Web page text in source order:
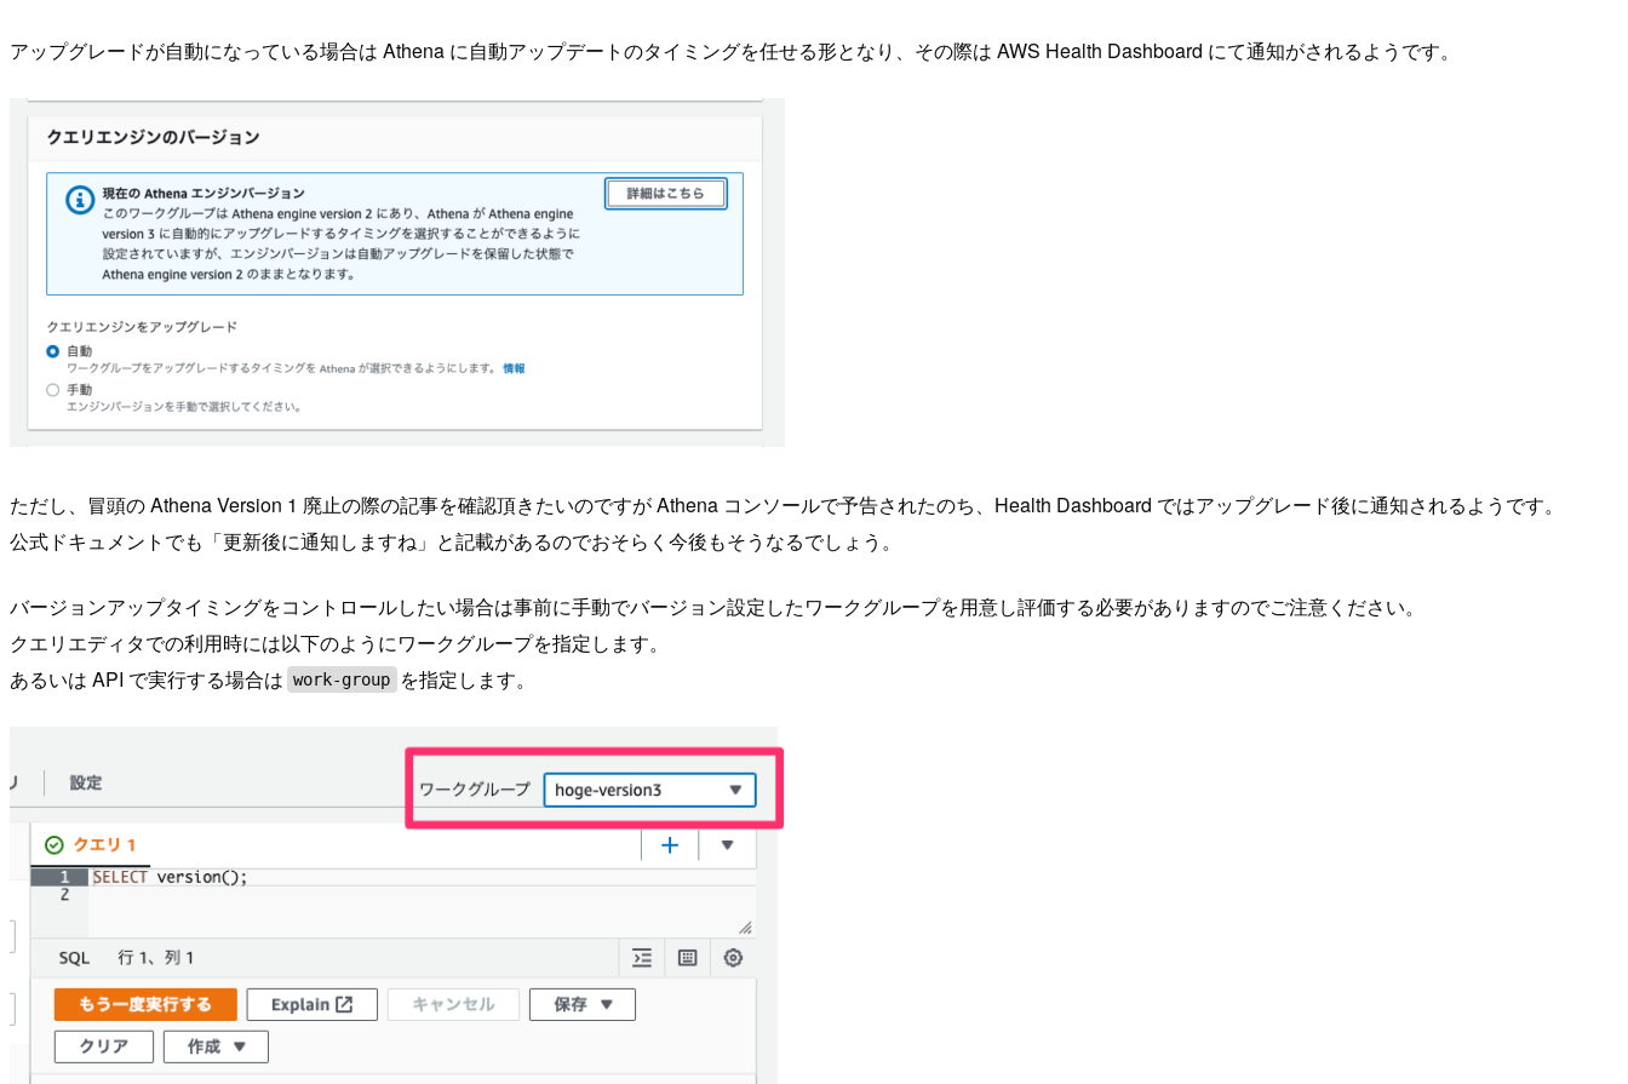
アップグレードが自動になっている場合は Athena に自動アップデートのタイミングを任せる形となり、その際は AWS Health Dashboard にて通知がされるようです。
ただし、冒頭の Athena Version 1 廃止の際の記事を確認頂きたいのですが Athena コンソールで予告されたのち、Health Dashboard ではアップグレード後に通知されるようです。
公式ドキュメントでも「更新後に通知しますね」と記載があるのでおそらく今後もそうなるでしょう。
バージョンアップタイミングをコントロールしたい場合は事前に手動でバージョン設定したワークグループを用意し評価する必要がありますのでご注意ください。
クエリエディタでの利用時には以下のようにワークグループを指定します。
あるいは API で実行する場合は work-group を指定します。